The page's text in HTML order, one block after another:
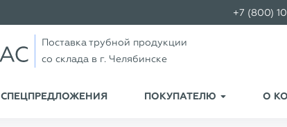
+7 (800)
Поставка трубной продукции
со склада в г. Челябинске
СПЕЦПРЕДЛОЖЕНИЯ ПОКУПАТЕЛЮ О